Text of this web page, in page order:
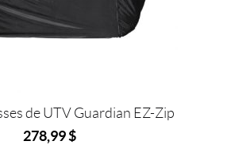
de UTV Guardian EZ-Zip
278,99$